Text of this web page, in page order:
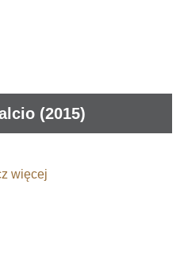
(2015)
więcej